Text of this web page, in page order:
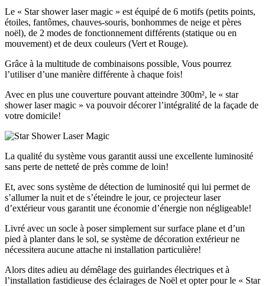
Le « Star shower laser magic » est équipé de 6 motifs (petits points,
étoiles, fantômes, chauves-souris, bonhommes de neige et pères
noël), de 2 modes de fonctionnement différents (statique ou en
mouvement) et de deux couleurs (Vert et Rouge).
Grâce à la multitude de combinaisons possible, Vous pourrez
l’utiliser d’une manière différente à chaque fois!
Avec en plus une couverture pouvant atteindre 300m², le « star
shower laser magic » va pouvoir décorer l’intégralité de la façade de
votre domicile!
La qualité du système vous garantit aussi une excellente luminosité
sans perte de netteté de près comme de loin!
Et, avec sons système de détection de luminosité qui lui permet de
s’allumer la nuit et de s’éteindre le jour, ce projecteur laser
d’extérieur vous garantit une économie d’énergie non négligeable!
Livré avec un socle à poser simplement sur surface plane et d’un
pied à planter dans le sol, se système de décoration extérieur ne
nécessitera aucune attache ni installation particulière!
Alors dites adieu au démêlage des guirlandes électriques et à
l’installation fastidieuse des éclairages de Noël et opter pour le « Star